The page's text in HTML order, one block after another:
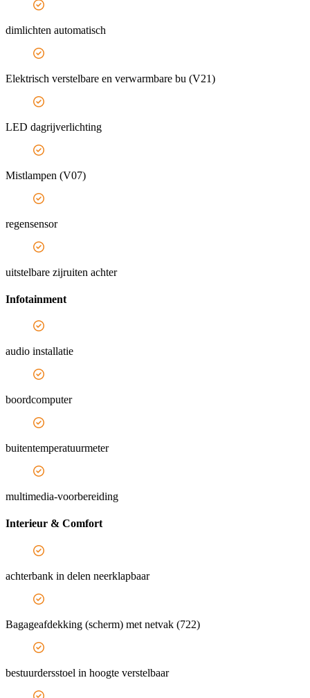
dimlichten automatisch
Elektrisch verstelbare en verwarmbare bu (V21)
LED dagrijverlichting
Mistlampen (V07)
regensensor
uitstelbare zijruiten achter
Infotainment
audio installatie
boordcomputer
buitentemperatuurmeter
multimedia-voorbereiding
Interieur & Comfort
achterbank in delen neerklapbaar
Bagageafdekking (scherm) met netvak (722)
bestuurdersstoel in hoogte verstelbaar